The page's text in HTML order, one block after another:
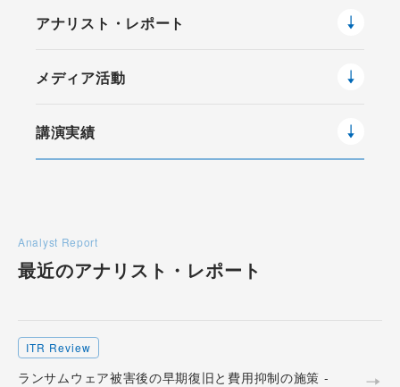
アナリスト・レポート
メディア活動
講演実績
Analyst Report
最近のアナリスト・ レポート
ITR Review
ランサムウェア被害後の早期復旧と費用抑制の施策 -